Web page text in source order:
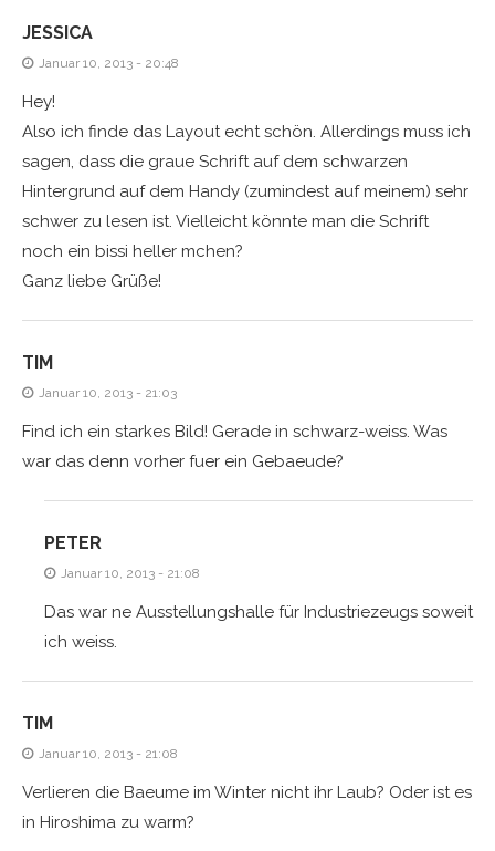
JESSICA
Januar 10, 2013 - 20:48
Hey!
Also ich finde das Layout echt schön. Allerdings muss ich
sagen, dass die graue Schrift auf dem schwarzen
Hintergrund auf dem Handy (zumindest auf meinem) sehr
schwer zu lesen ist. Vielleicht könnte man die Schrift
noch ein bissi heller mchen?
Ganz liebe Grüße!
TIM
Januar 10, 2013 - 21:03
Find ich ein starkes Bild! Gerade in schwarz-weiss. Was
war das denn vorher fuer ein Gebaeude?
PETER
Januar 10, 2013 - 21:08
Das war ne Ausstellungshalle für Industriezeugs soweit
ich weiss.
TIM
Januar 10, 2013 - 21:08
Verlieren die Baeume im Winter nicht ihr Laub? Oder ist es
in Hiroshima zu warm?